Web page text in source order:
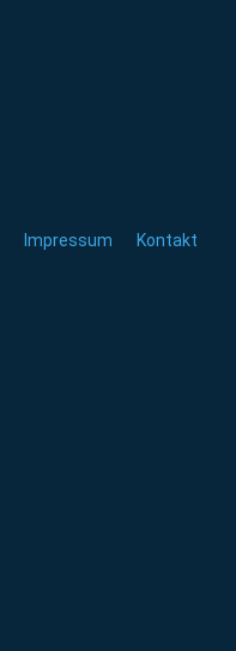
Impressum Kontakt